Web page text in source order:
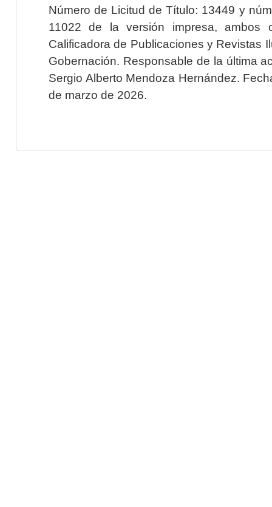
Número de Licitud de Título: 13449 y
11022 de la versión impresa, ambos
Calificadora de Publicaciones y Revistas
Gobernación. Responsable de la última
Sergio Alberto Mendoza Hernández.
de marzo de 2026.